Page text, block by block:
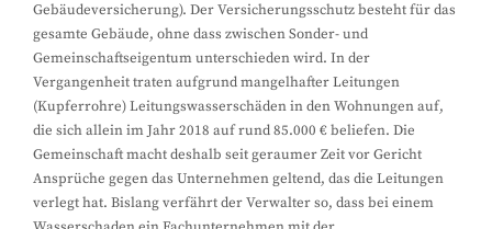
Gebäudeversicherung). Der Versicherungsschutz besteht für das
gesamte Gebäude, ohne dass zwischen Sonder- und
Gemeinschaftseigentum unterschieden wird. In der
Vergangenheit traten aufgrund mangelhafter Leitungen
(Kupferrohre) Leitungswasserschäden in den Wohnungen auf,
die sich allein im Jahr 2018 auf rund 85.000 € beliefen. Die
Gemeinschaft macht deshalb seit geraumer Zeit vor Gericht
Ansprüche gegen das Unternehmen geltend, das die Leitungen
verlegt hat. Bislang verfährt der Verwalter so, dass bei einem